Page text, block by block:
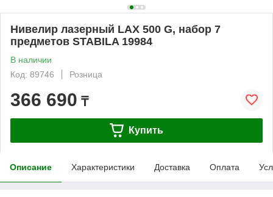
Нивелир лазерный LAX 500 G, набор 7
предметов STABILA 19984
В наличии
Код: 89746
Розница
366 690 ₸
Купить
Описание Характеристики Доставка Оплата